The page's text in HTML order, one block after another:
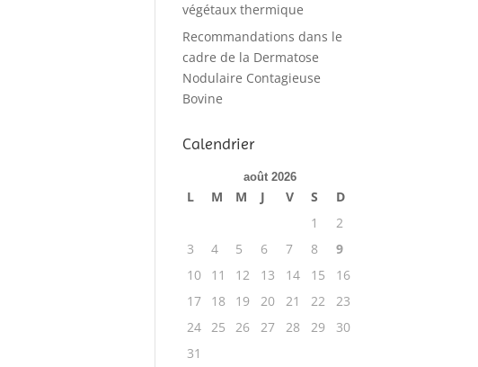
végétaux thermique
Recommandations dans le
cadre de la Dermatose
Nodulaire Contagieuse
Bovine
Calendrier
août 2026
L M M J V S
D
1
2
3
4 5 6 7 8
9
10
11 12 13 14 15
16
17
18 19 20 21 22
23
24 25 26 27 28 29
30
31